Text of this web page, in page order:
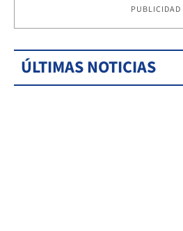
PUBLICIDAD
ÚLTIMAS NOTICIAS